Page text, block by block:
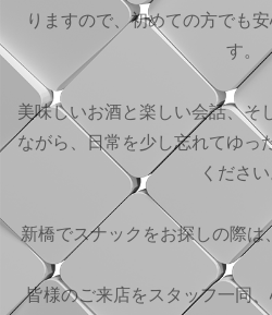
りますので、初めての方でも
す。
美味しいお酒と楽しい会話、そ
ながら、日常を少し忘れてゆっ
ください
新橋でスナックをお探しの際は
皆様のご来店をスタッフ一同